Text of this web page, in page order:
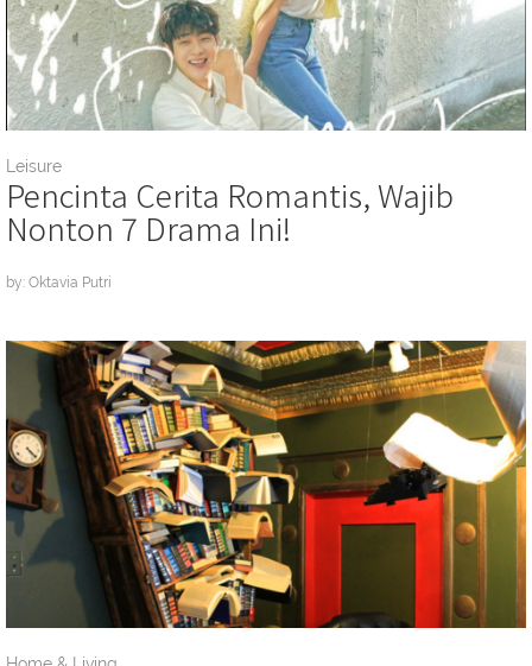
Leisure
Pencinta Cerita Romantis, Wajib
Nonton 7 Drama Ini!
by: Oktavia Putri